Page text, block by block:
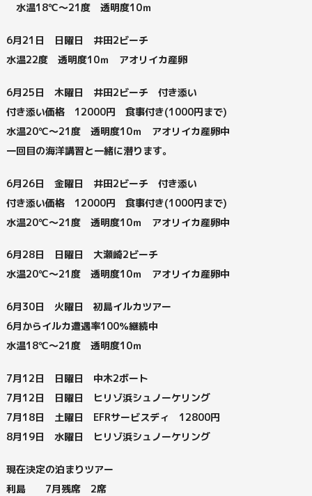
水温18℃～21度 透明度10ｍ
6月21日 日曜日 井田2ビーチ
水温22度 透明度10ｍ アオリイカ産卵
6月25日 木曜日 井田2ビーチ 付き添い
付き添い価格 12000円 食事付き(1000円まで)
水温20℃～21度 透明度10ｍ アオリイカ産卵中
一回目の海洋講習と一緒に潜ります。
6月26日 金曜日 井田2ビーチ 付き添い
付き添い価格 12000円 食事付き(1000円まで)
水温20℃～21度 透明度10ｍ アオリイカ産卵中
6月28日 日曜日 大瀬崎2ビーチ
水温20℃～21度 透明度10ｍ アオリイカ産卵中
6月30日 火曜日 初島イルカツアー
6月からイルカ遭遇率100％継続中
水温18℃～21度 透明度10ｍ
7月12日 日曜日 中木2ボート
7月12日 日曜日 ヒリゾ浜シュノーケリング
7月18日 土曜日 EFRサービスディ 12800円
8月19日 水曜日 ヒリゾ浜シュノーケリング
現在決定の泊まりツアー
利島 7月残席 2席